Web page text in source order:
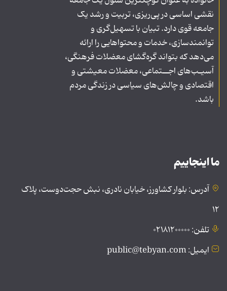
نقشی اساسی در پی‌ریزی، تربیت و رشد یک
جامعه قوی دارد. تبیان با تسهیل‌گری و
توانمندسازی، خدمات و محتواهایی را ارائه
می‌دهد که بتواند گره‌گشای معضلات فرهنگی،
آسیـب‌های اجــتماعی، معضلات معیشتی و
اقتصادی و چالش‌های سیاسی در زندگی مردم
باشد.
ما اینجاییم
آدرس: بلوار کشاورز، خیابان نادری، نبش حجت‌دوست، پلاک
۱۲
تلفن: ۰۲۱۸۱۲۰۰۰۰۰
ایمیل: public@tebyan.com